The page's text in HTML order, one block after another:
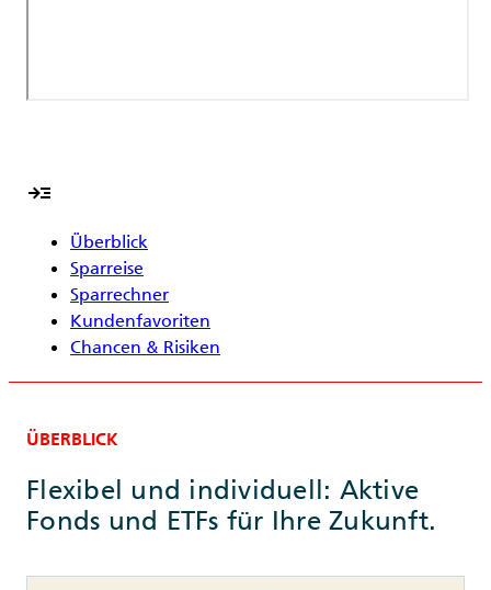
read_more
Überblick
Sparreise
Sparrechner
Kundenfavoriten
Chancen & Risiken
ÜBERBLICK
Flexibel und individuell: Aktive
Fonds und ETFs für Ihre Zukunft.